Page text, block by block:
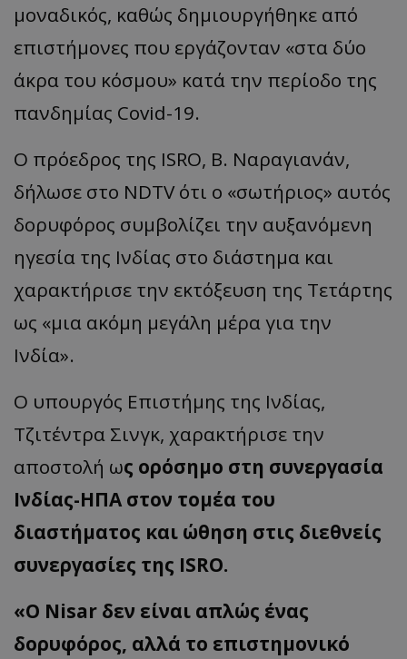
μοναδικός, καθώς δημιουργήθηκε από
επιστήμονες που εργάζονταν «στα δύο
άκρα του κόσμου» κατά την περίοδο της
πανδημίας Covid-19.
Ο πρόεδρος της ISRO, Β. Ναραγιανάν,
δήλωσε στο NDTV ότι ο «σωτήριος» αυτός
δορυφόρος συμβολίζει την αυξανόμενη
ηγεσία της Ινδίας στο διάστημα και
χαρακτήρισε την εκτόξευση της Τετάρτης
ως «μια ακόμη μεγάλη μέρα για την
Ινδία».
Ο υπουργός Επιστήμης της Ινδίας,
Τζιτέντρα Σινγκ, χαρακτήρισε την
αποστολή ως ορόσημο στη συνεργασία
Ινδίας-ΗΠΑ στον τομέα του
διαστήματος και ώθηση στις διεθνείς
συνεργασίες της ISRO.
«Ο Nisar δεν είναι απλώς ένας
δορυφόρος, αλλά το επιστημονικό